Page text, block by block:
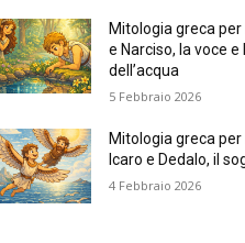
Mitologia greca per
e Narciso, la voce e
dell’acqua
5 Febbraio 2026
Mitologia greca
Icaro e Dedalo, il
4 Febbraio 2026